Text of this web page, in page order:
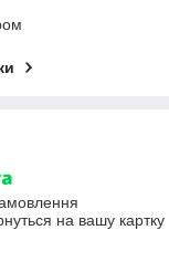
на вашу картку